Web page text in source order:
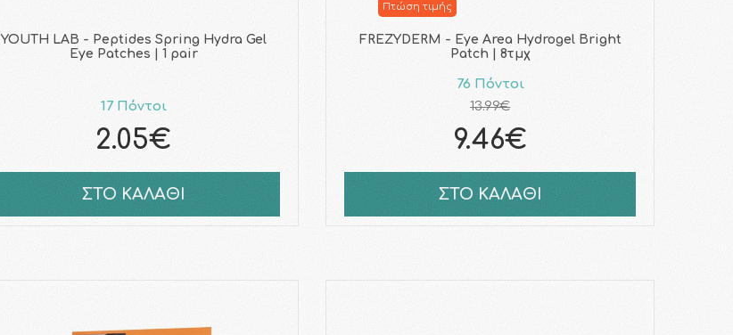
YOUTH LAB - Peptides Spring Hydra Gel
Eye Patches | 1 pair
17 Πόντοι
2.05€
ΣΤΟ ΚΑΛΑΘΙ
Πτώση τιμής
FREZYDERM - Eye Area Hydrogel Bright
Patch | 8τμχ
76 Πόντοι
13.99€
9.46€
ΣΤΟ ΚΑΛΑΘΙ